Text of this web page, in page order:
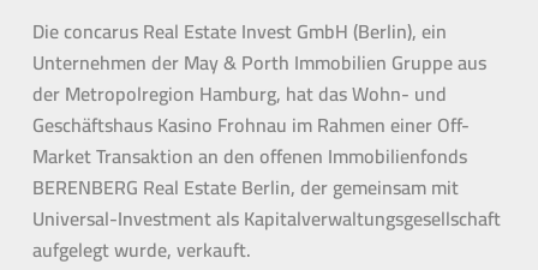
Die concarus Real Estate Invest GmbH (Berlin), ein
Unternehmen der May & Porth Immobilien Gruppe aus
der Metropolregion Hamburg, hat das Wohn- und
Geschäftshaus Kasino Frohnau im Rahmen einer Off-
Market Transaktion an den offenen Immobilienfonds
BERENBERG Real Estate Berlin, der gemeinsam mit
Universal-Investment als Kapitalverwaltungsgesellschaft
aufgelegt wurde, verkauft.